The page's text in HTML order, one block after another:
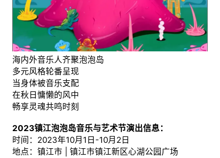
海内外音乐人齐聚泡泡岛
多元风格轮番呈现
当身体被音乐支配
在秋日慵懒的风中
畅享灵魂共鸣时刻
2023镇江泡泡岛音乐与艺术节演出信息：
时间：2023年10月1日-10月2日
地点：镇江市 | 镇江市镇江新区心湖公园广场